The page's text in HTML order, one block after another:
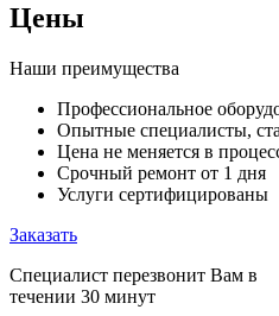
Цены
Наши преимущества
Профессиональное
Опытные специалисты,
Цена не меняется в
Срочный ремонт от 1 дня
Услуги сертифицированы
Заказать
Специалист перезвонит Вам в
течении 30 минут